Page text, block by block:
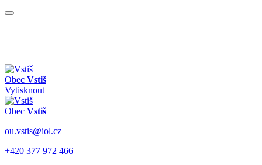
Obec Vstiš
Vytisknout
Obec Vstiš
ou.vstis@iol.cz
+420 377 972 466